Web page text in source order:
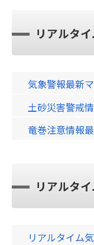
リアルタ
気象警報最新
土砂災害警戒
竜巻注意情報
リアルタ
リアルタイム